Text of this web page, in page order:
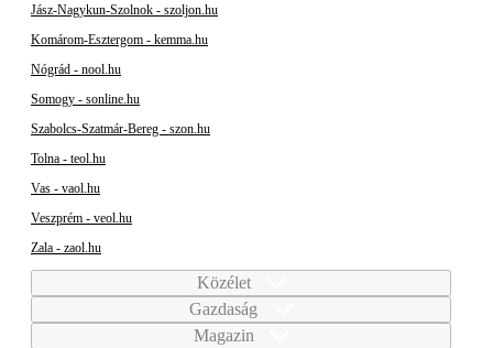
Jász-Nagykun-Szolnok - szoljon.hu
Komárom-Esztergom - kemma.hu
Nógrád - nool.hu
Somogy - sonline.hu
Szabolcs-Szatmár-Bereg - szon.hu
Tolna - teol.hu
Vas - vaol.hu
Veszprém - veol.hu
Zala - zaol.hu
Közélet
Gazdaság
Magazin